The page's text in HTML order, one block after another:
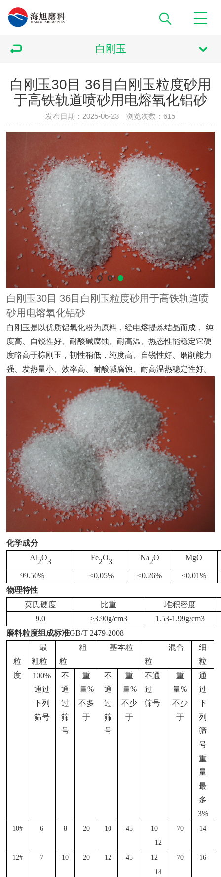
白刚玉
白刚玉30目 36目白刚玉粒度砂用
于高铁轨道喷砂用电熔氧化铝砂
发布日期：2025-06-23 浏览次数： 615
白刚玉30目 36目白刚玉粒度砂用于高铁轨道喷
砂用电熔氧化铝砂
白刚玉是以优质铝氧化粉为原料，经电熔提炼结晶而成，
纯
度高、自锐性好、耐酸碱腐蚀、耐高温、热态性能稳定它硬
度略高于棕刚玉，韧性稍低，纯度高、自锐性好、磨削能力
强、发热量小、效率高、耐酸碱腐蚀、耐高温热稳定性好。
化学成分
Al2O3 Fe2O3 Na2O MgO
99.50% ≤0.05% ≤0.26% ≤0.01%
物理特性
莫氏硬度
比重
堆积密度
9.0
≥3.90g/cm3
1.53-1.99g/cm3
磨料粒度组成标准GB/T 2479-2008
粒
度
最
粗粒
粗
粒
基本粒
混合
粒
细
粒
100%
通过
下列
筛号
不
通
过
筛
号
重
量%
不多
于
不
通
过
筛
号
重
量%
不少
于
不通
过
筛号
重
量%
不少
于
通
过
下
列
筛
号
重
量
最
多
3%
10# 6 8 20 10 45
10
12
70 14
12# 7 10 20 12 45
12
14
70 16